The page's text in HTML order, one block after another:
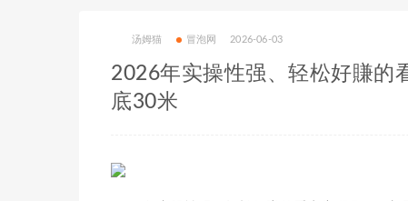
汤姆猫 冒泡网 2026-06-03
2026年实操性强、轻松好賺的
底30米